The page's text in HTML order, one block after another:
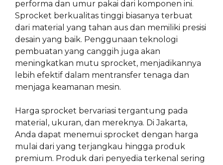
performa dan umur pakai dari komponen ini.
Sprocket berkualitas tinggi biasanya terbuat
dari material yang tahan aus dan memiliki presisi
desain yang baik. Penggunaan teknologi
pembuatan yang canggih juga akan
meningkatkan mutu sprocket, menjadikannya
lebih efektif dalam mentransfer tenaga dan
menjaga keamanan mesin.
Harga sprocket bervariasi tergantung pada
material, ukuran, dan mereknya. Di Jakarta,
Anda dapat menemui sprocket dengan harga
mulai dari yang terjangkau hingga produk
premium. Produk dari penyedia terkenal sering